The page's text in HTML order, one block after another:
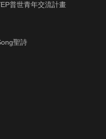
普世青年交流計畫
聖詩